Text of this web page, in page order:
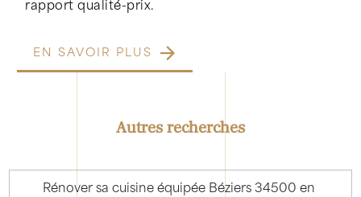
rapport qualité-prix.
EN SAVOIR PLUS
Autres recherches
Rénover sa cuisine équipée Béziers 34500 en